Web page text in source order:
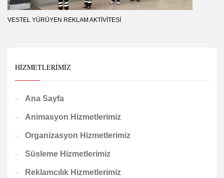
VESTEL YÜRÜYEN REKLAM AKTIVITESI
HIZMETLERIMIZ
Ana Sayfa
Animasyon Hizmetlerimiz
Organizasyon Hizmetlerimiz
Süsleme Hizmetlerimiz
Reklamcılık Hizmetlerimiz